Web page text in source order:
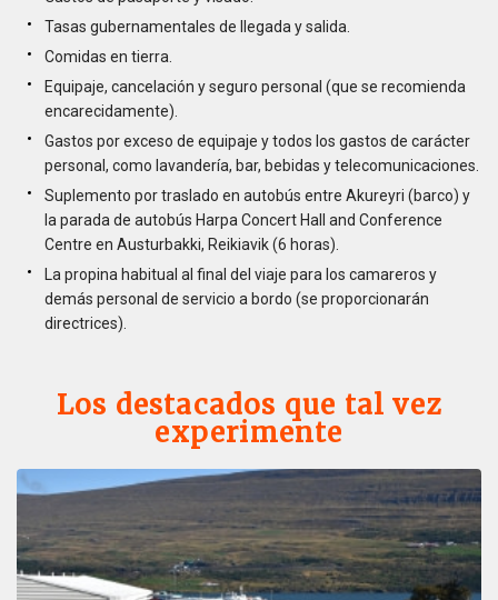
Tasas gubernamentales de llegada y salida.
Comidas en tierra.
Equipaje, cancelación y seguro personal (que se recomienda
encarecidamente).
Gastos por exceso de equipaje y todos los gastos de carácter
personal, como lavandería, bar, bebidas y telecomunicaciones.
Suplemento por traslado en autobús entre Akureyri (barco) y
la parada de autobús Harpa Concert Hall and Conference
Centre en Austurbakki, Reikiavik (6 horas).
La propina habitual al final del viaje para los camareros y
demás personal de servicio a bordo (se proporcionarán
directrices).
Los destacados que tal vez
experimente